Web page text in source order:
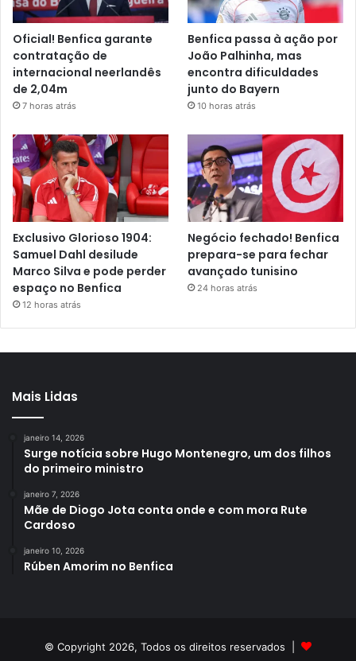
Oficial! Benfica garante
contratação de
internacional neerlandês
de 2,04m
7 horas atrás
Benfica passa à ação por
João Palhinha, mas
encontra dificuldades
junto do Bayern
10 horas atrás
Exclusivo Glorioso 1904:
Samuel Dahl desilude
Marco Silva e pode perder
espaço no Benfica
12 horas atrás
Negócio fechado! Benfica
prepara-se para fechar
avançado tunisino
24 horas atrás
Mais Lidas
janeiro 14, 2026
Surge notícia sobre Hugo Montenegro, um dos filhos
do primeiro ministro
janeiro 7, 2026
Mãe de Diogo Jota conta onde e com mora Rute
Cardoso
janeiro 10, 2026
Rúben Amorim no Benfica
© Copyright 2026, Todos os direitos reservados |